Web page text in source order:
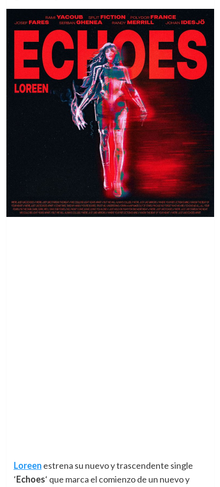
Loreen estrena su nuevo y trascendente single
‘Echoes‘ que marca el comienzo de un nuevo y